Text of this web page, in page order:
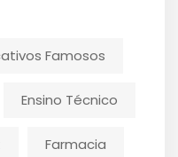
Famosos
Ensino Técnico
Farmacia